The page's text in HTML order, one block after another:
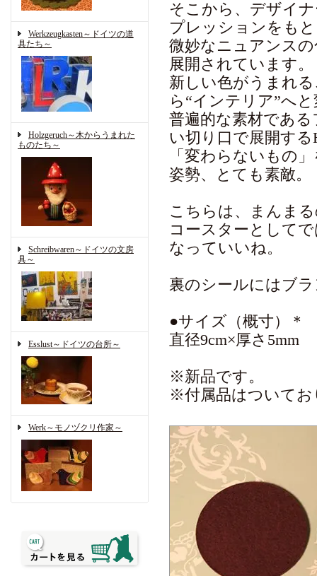
Werkzeugkasten～ドイツの道
具たち～
Holzgeruch～木からうまれた
ものたち～
Schreibwaren～ドイツの文房
具～
Esslust～ドイツの台所～
Werk～モノヅクリ作家～
そこから、デザイ
プレッションをも
微妙なニュアンス
展開されています。
新しい色がうまれ
ら“インテリア”へ
普遍的な素材であ
い切り口で展開する
「変わらないもの
姿勢、とても素敵。
こちらは、まんま
コースターとして
なっていいね。
裏のシールにはブ
●サイズ（概寸）＊
直径9cm×厚さ5mm
※新品です。
※付属品はついてお